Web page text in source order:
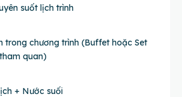
suốt lịch trình
trong chương trình (Buffet hoặc Set
quan)
+ Nước suối